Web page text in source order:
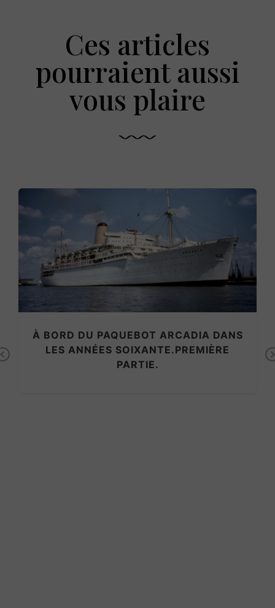
Ces articles
pourraient aussi
vous plaire
Previous
À BORD DU PAQUEBOT ARCADIA DANS
LES ANNÉES SOIXANTE.PREMIÈRE
PARTIE.